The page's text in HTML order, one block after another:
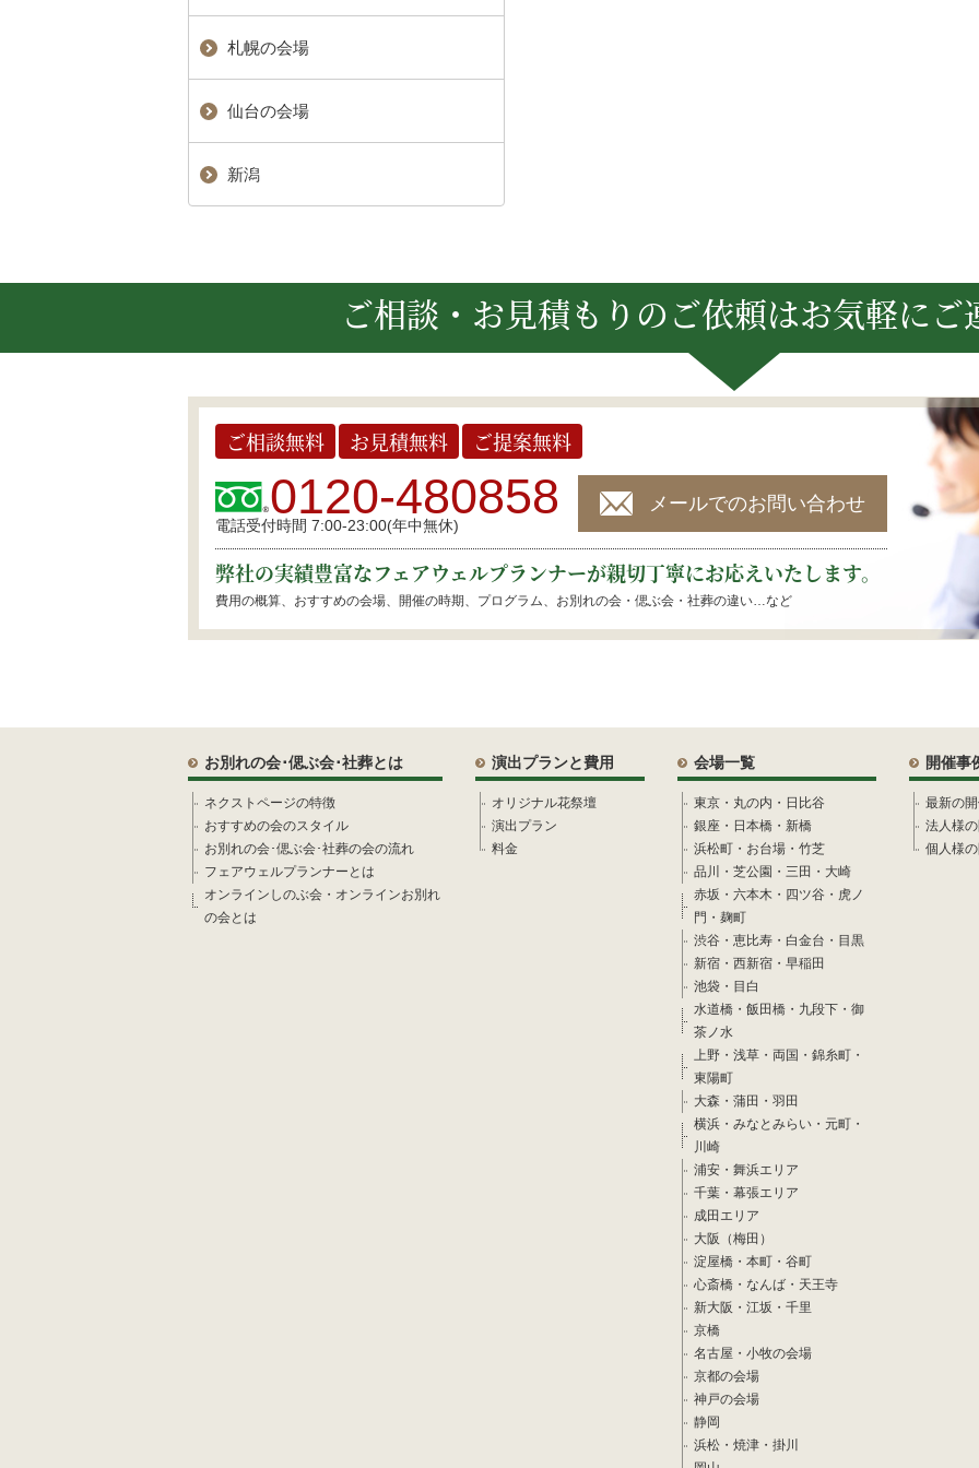
札幌の会場
仙台の会場
新潟
ご相談・お見積もりのご依頼はお気軽に
ご相談無料 お見積無料 ご提案無料
0120-480858
電話受付時間 7:00-23:00(年中無休)
メールでのお問い合わせ
弊社の実績豊富なフェアウェルプランナーが親切丁寧にお応えいたします。
費用の概算、おすすめの会場、開催の時期、プログラム、お別れの会・偲ぶ会・社葬の違い…など
お別れの会･偲ぶ会･社葬とは
ネクストページの特徴
おすすめの会のスタイル
お別れの会･偲ぶ会･社葬の会の流れ
フェアウェルプランナーとは
オンラインしのぶ会・オンラインお別れ
の会とは
演出プランと費用
オリジナル花祭壇
演出プラン
料金
会場一覧
東京・丸の内・日比谷
銀座・日本橋・新橋
浜松町・お台場・竹芝
品川・芝公園・三田・大崎
赤坂・六本木・四ツ谷・虎ノ
門・麹町
渋谷・恵比寿・白金台・目黒
新宿・西新宿・早稲田
池袋・目白
水道橋・飯田橋・九段下・御
茶ノ水
上野・浅草・両国・錦糸町・
東陽町
大森・蒲田・羽田
横浜・みなとみらい・元町・
川崎
浦安・舞浜エリア
千葉・幕張エリア
成田エリア
大阪（梅田）
淀屋橋・本町・谷町
心斎橋・なんば・天王寺
新大阪・江坂・千里
京橋
名古屋・小牧の会場
京都の会場
神戸の会場
静岡
浜松・焼津・掛川
開催事
最新の
法人様
個人様